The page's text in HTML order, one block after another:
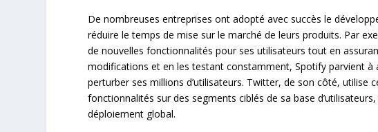
De nombreuses entreprises ont adopté avec succès le
réduire le temps de mise sur le marché de leurs produits. Par
de nouvelles fonctionnalités pour ses utilisateurs tout en
modifications et en les testant constamment, Spotify parvient
perturber ses millions d’utilisateurs. Twitter, de son côté,
fonctionnalités sur des segments ciblés de sa base
déploiement global.